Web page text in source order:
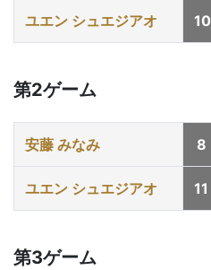
ユエン シュエジアオ 10
第2ゲーム
安藤 みなみ 8
ユエン シュエジアオ 11
第3ゲーム